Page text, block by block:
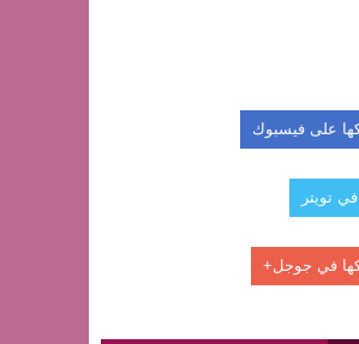
على فيسبوك
تويتر
في جوجل+